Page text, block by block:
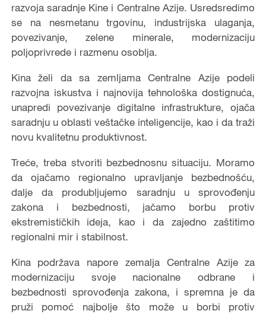
razvoja saradnje Kine i Centralne Azije. Usredsredimo
se na nesmetanu trgovinu, industrijska ulaganja,
povezivanje, zelene minerale, modernizaciju
poljoprivrede i razmenu osoblja.
Kina želi da sa zemljama Centralne Azije podeli
razvojna iskustva i najnovija tehnološka dostignuća,
unapredi povezivanje digitalne infrastrukture, ojača
saradnju u oblasti veštačke inteligencije, kao i da traži
novu kvalitetnu produktivnost.
Treće, treba stvoriti bezbednosnu situaciju. Moramo
da ojačamo regionalno upravljanje bezbednošću,
dalje da produbljujemo saradnju u sprovođenju
zakona i bezbednosti, jačamo borbu protiv
ekstremističkih ideja, kao i da zajedno zaštitimo
regionalni mir i stabilnost.
Kina podržava napore zemalja Centralne Azije za
modernizaciju svoje nacionalne odbrane i
bezbednosti sprovođenja zakona, i spremna je da
pruži pomoć najbolje što može u borbi protiv